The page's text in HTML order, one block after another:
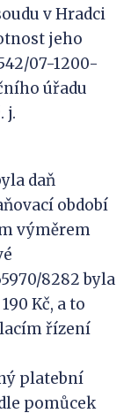
v Hradci
jeho
07-1200-
úřadu
j.
daň
období
výměrem
8282 byla
Kč, a to
řízení
platební
pomůcek